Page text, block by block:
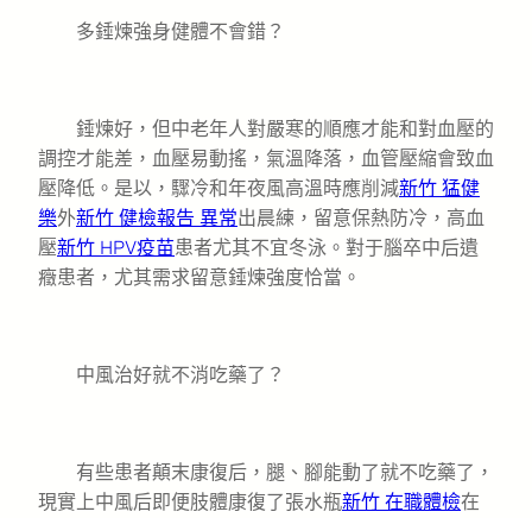
多錘煉強身健體不會錯？
錘煉好，但中老年人對嚴寒的順應才能和對血壓的
調控才能差，血壓易動搖，氣溫降落，血管壓縮會致血
壓降低。是以，驟冷和年夜風高溫時應削減新竹 猛健
樂外新竹 健檢報告 異常出晨練，留意保熱防冷，高血
壓新竹 HPV疫苗患者尤其不宜冬泳。對于腦卒中后遺
癥患者，尤其需求留意錘煉強度恰當。
中風治好就不消吃藥了？
有些患者顛末康復后，腿、腳能動了就不吃藥了，
現實上中風后即便肢體康復了張水瓶新竹 在職體檢在